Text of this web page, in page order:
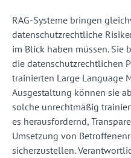
RAG-Systeme bringen
datenschutzrechtliche
im Blick haben müssen. Sie
die datenschutzrechtlichen
trainierten Large Language
Ausgestaltung können sie
solche unrechtmäßig
es herausfordernd,
Umsetzung von
sicherzustellen.